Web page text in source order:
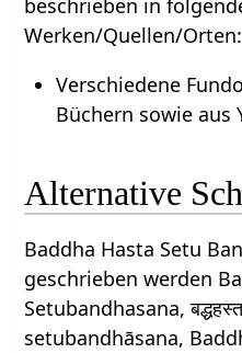
Werken/Quellen/Orten:
Verschiedene
Büchern sowie aus
Alternative
Baddha Hasta Setu
geschrieben werden
Setubandhasana,
setubandhāsana,